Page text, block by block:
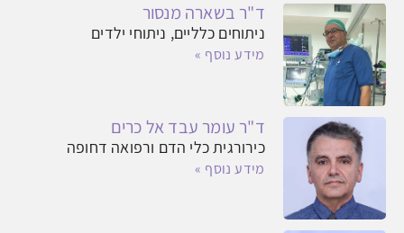
ד"ר בשארה מנסור
ניתוחים כלליים, ניתוחי ילדים
מידע נוסף »
ד"ר עומר עבד אל כרים
כירורגית כלי הדם ורפואה דחופה
מידע נוסף »